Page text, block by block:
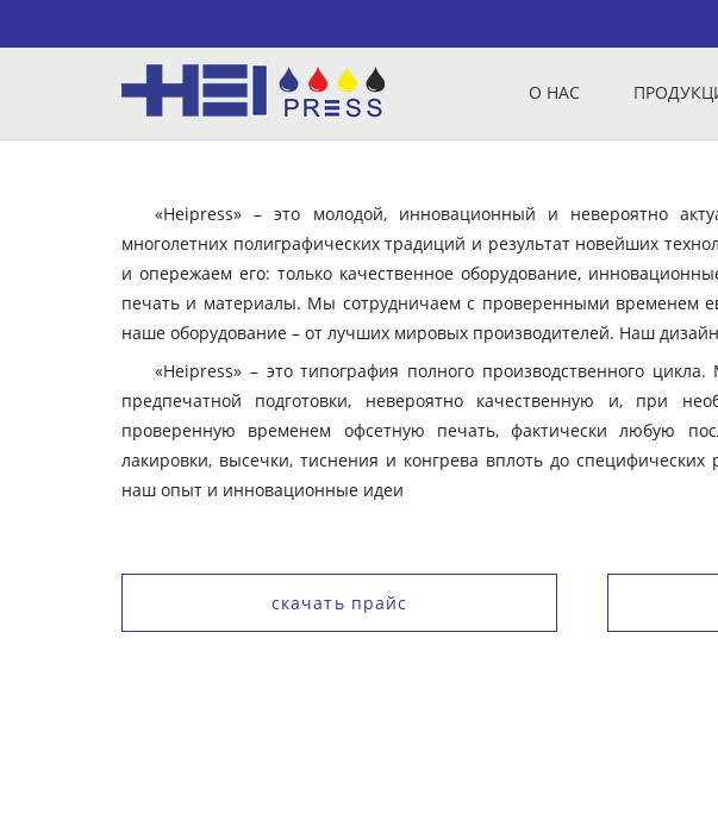
О НАС
«Heipress» – это молодой, инновационный и невероятно
многолетних полиграфических традиций и результат новейших
и опережаем его: только качественное оборудование,
печать и материалы. Мы сотрудничаем с проверенными временем
наше оборудование – от лучших мировых производителей. Наш
«Heipress» – это типография полного производственного
предпечатной подготовки, невероятно качественную и, при
проверенную временем офсетную печать, фактически любую
лакировки, высечки, тиснения и конгрева вплоть до специфических
наш опыт и инновационные идеи
скачать прайс